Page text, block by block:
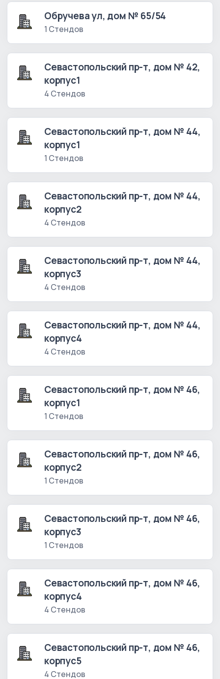
Обручева ул, дом № 65/54
1 Стендов
Севастопольский пр-т, дом № 42,
корпус1
4 Стендов
Севастопольский пр-т, дом № 44,
корпус1
1 Стендов
Севастопольский пр-т, дом № 44,
корпус2
4 Стендов
Севастопольский пр-т, дом № 44,
корпус3
4 Стендов
Севастопольский пр-т, дом № 44,
корпус4
4 Стендов
Севастопольский пр-т, дом № 46,
корпус1
1 Стендов
Севастопольский пр-т, дом № 46,
корпус2
1 Стендов
Севастопольский пр-т, дом № 46,
корпус3
1 Стендов
Севастопольский пр-т, дом № 46,
корпус4
4 Стендов
Севастопольский пр-т, дом № 46,
корпус5
4 Стендов